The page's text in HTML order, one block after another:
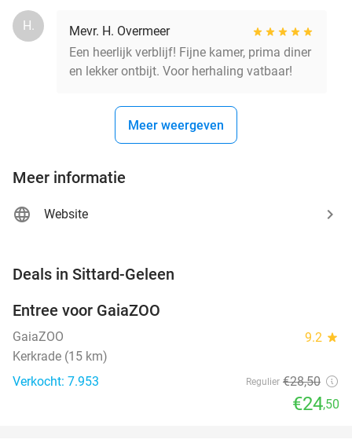
H.
Mevr. H. Overmeer
Een heerlijk verblijf! Fijne kamer, prima diner
en lekker ontbijt. Voor herhaling vatbaar!
Meer weergeven
Meer informatie
Website
Deals in Sittard-Geleen
Entree voor GaiaZOO
GaiaZOO 9.2 star
Kerkrade (15 km)
Verkocht: 7.953
Regulier €28,50
€24,50